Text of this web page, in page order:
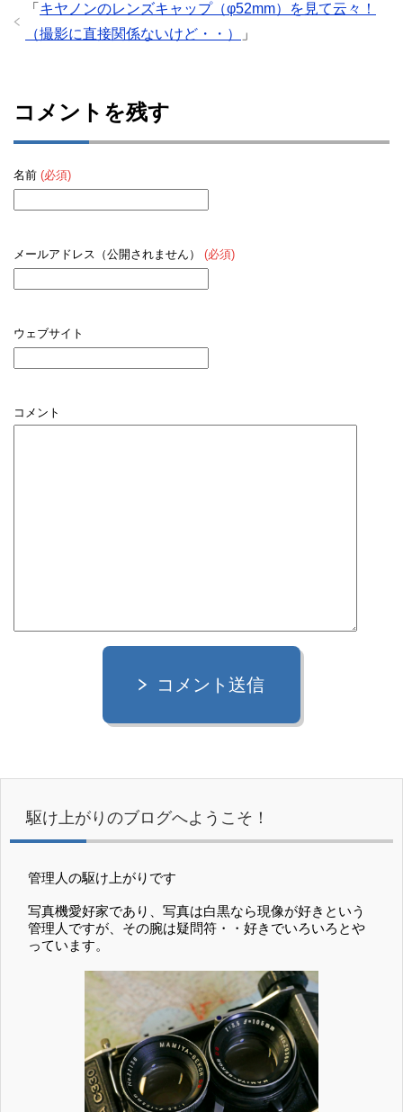
「 キヤノンのレンズキャップ（φ52mm）を見て云々！
（撮影に直接関係ないけど・・）
」
コメントを残す
名前 (必須)
メールアドレス（公開されません） (必須)
ウェブサイト
コメント
コメント送信
駆け上がりのブログへようこそ！
管理人の駆け上がりです
写真機愛好家であり、写真は白黒なら現像が好きという
管理人ですが、その腕は疑問符・・好きでいろいろとや
っています。